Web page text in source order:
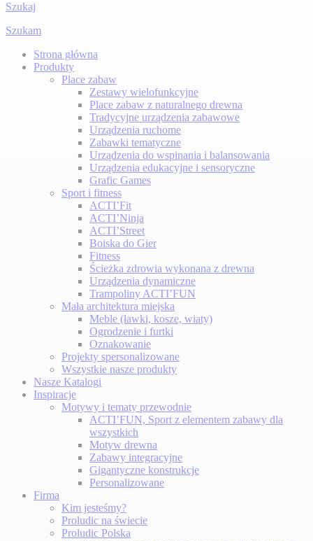
Szukaj
Szukam
Strona główna
Produkty
Place zabaw
Zestawy wielofunkcyjne
Place zabaw z naturalnego drewna
Tradycyjne urządzenia zabawowe
Urządzenia ruchome
Zabawki tematyczne
Urządzenia do wspinania i balansowania
Urządzenia edukacyjne i sensoryczne
Grafic Games
Sport i fitness
ACTI’Fit
ACTI’Ninja
ACTI’Street
Boiska do Gier
Fitness
Ścieżka zdrowia wykonana z drewna
Urządzenia dynamiczne
Trampoliny ACTI’FUN
Mała architektura miejska
Meble (ławki, kosze, wiaty)
Ogrodzenie i furtki
Oznakowanie
Projekty spersonalizowane
Wszystkie nasze produkty
Nasze Katalogi
Inspiracje
Motywy i tematy przewodnie
ACTI’FUN, Sport z elementem zabawy dla
wszystkich
Motyw drewna
Zabawy integracyjne
Gigantyczne konstrukcje
Personalizowane
Firma
Kim jesteśmy?
Proludic na świecie
Proludic Polska